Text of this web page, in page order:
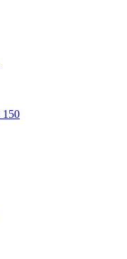
150